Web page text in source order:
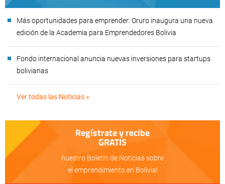
Más oportunidades para emprender: Oruro inaugura una nueva
edición de la Academia para Emprendedores Bolivia
Fondo internacional anuncia nuevas inversiones para startups
bolivianas
Ver todas las Noticias »
Regístrate y recibe
GRATIS
nuestro Boletín de Noticias sobre
el emprendimiento en Bolivia!